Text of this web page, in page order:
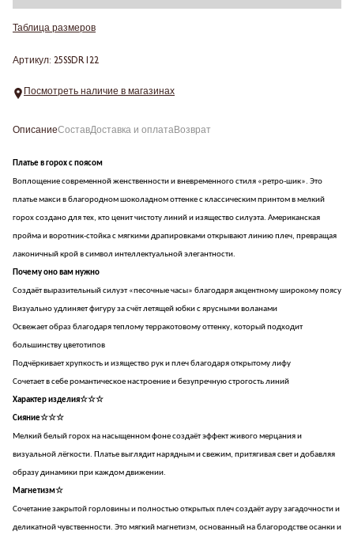
Таблица размеров
Артикул: 25SSDR122
Посмотреть наличие в магазинах
ОписаниеСоставДоставка и оплатаВозврат
Платье в горох с поясом
Воплощение современной женственности и вневременного стиля «ретро-шик». Это
платье макси в благородном шоколадном оттенке с классическим принтом в мелкий
горох создано для тех, кто ценит чистоту линий и изящество силуэта. Американская
проймa и воротник-стойка с мягкими драпировками открывают линию плеч, превращая
лаконичный крой в символ интеллектуальной элегантности.
Почему оно вам нужно
Создаёт выразительный силуэт «песочные часы» благодаря акцентному широкому поясу
Визуально удлиняет фигуру за счёт летящей юбки с ярусными воланами
Освежает образ благодаря теплому терракотовому оттенку, который подходит
большинству цветотипов
Подчёркивает хрупкость и изящество рук и плеч благодаря открытому лифу
Сочетает в себе романтическое настроение и безупречную строгость линий
Характер изделия☆☆☆
Сияние☆☆☆
Мелкий белый горох на насыщенном фоне создаёт эффект живого мерцания и
визуальной лёгкости. Платье выглядит нарядным и свежим, притягивая свет и добавляя
образу динамики при каждом движении.
Магнетизм☆
Сочетание закрытой горловины и полностью открытых плеч создаёт ауру загадочности и
деликатной чувственности. Это мягкий магнетизм, основанный на благородстве осанки и